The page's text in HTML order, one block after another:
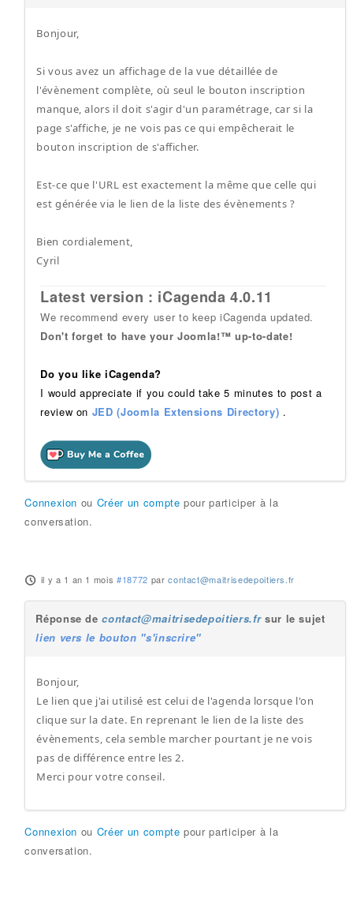
Bonjour,
Si vous avez un affichage de la vue détaillée de
l'évènement complète, où seul le bouton inscription
manque, alors il doit s'agir d'un paramétrage, car si la
page s'affiche, je ne vois pas ce qui empêcherait le
bouton inscription de s'afficher.
Est-ce que l'URL est exactement la même que celle qui
est générée via le lien de la liste des évènements ?
Bien cordialement,
Cyril
Latest version : iCagenda 4.0.11
We recommend every user to keep iCagenda updated.
Don't forget to have your Joomla!™ up-to-date!
Do you like iCagenda?
I would appreciate if you could take 5 minutes to post a
review on JED (Joomla Extensions Directory) .
Connexion ou Créer un compte pour participer à la
conversation.
il y a 1 an 1 mois #18772 parcontact@maitrisedepoitiers.fr
Réponse decontact@maitrisedepoitiers.frsur le sujet
lien vers le bouton "s'inscrire"
Bonjour,
Le lien que j'ai utilisé est celui de l'agenda lorsque l'on
clique sur la date. En reprenant le lien de la liste des
évènements, cela semble marcher pourtant je ne vois
pas de différence entre les 2.
Merci pour votre conseil.
Connexion ou Créer un compte pour participer à la
conversation.